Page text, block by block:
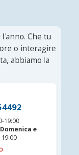
Che tu
o interagire
abbiamo la
19:00
Domenica e